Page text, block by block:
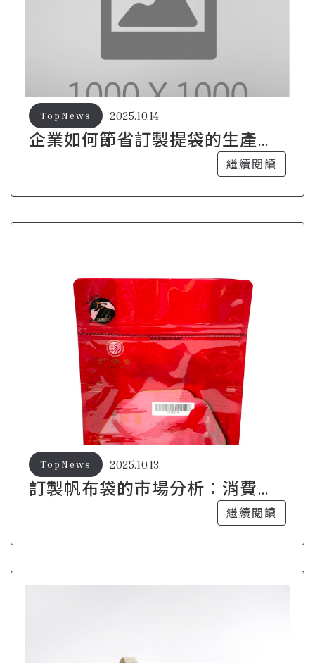
企業如何節省訂製提袋的生產成
2025.10.14
TopNews
繼續閱讀
訂製帆布袋的市場分析：消費者
2025.10.13
TopNews
繼續閱讀